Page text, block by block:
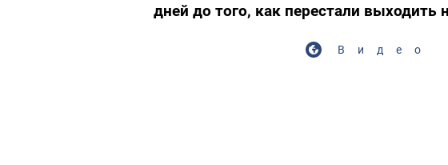
дней до того, как перестали выходить
Видео